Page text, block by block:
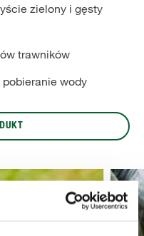
zielony i gęsty
trawników
wody